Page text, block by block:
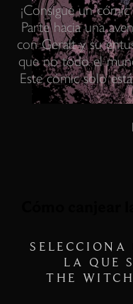
¡Consigue un
Parte hacia una
con Geralt y su
que no todo el
Este cómic solo
SELECCIONA
LA QUE
THE